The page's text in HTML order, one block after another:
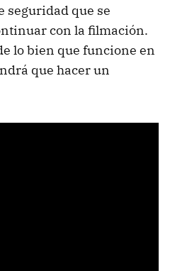
seguridad que se
con la filmación.
lo bien que funcione en
que hacer un